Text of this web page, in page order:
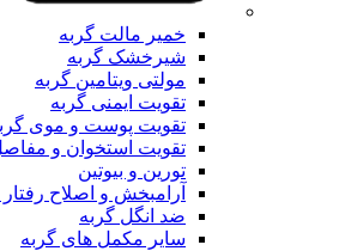
خمیر مالت گربه
شیرخشک گربه
مولتی ویتامین گربه
تقویت ایمنی گربه
تقویت پوست و موی
تقویت استخوان و
تورین و بیوتین
آرامبخش و اصلاح رفتار
ضد انگل گربه
سایر مکمل های گربه